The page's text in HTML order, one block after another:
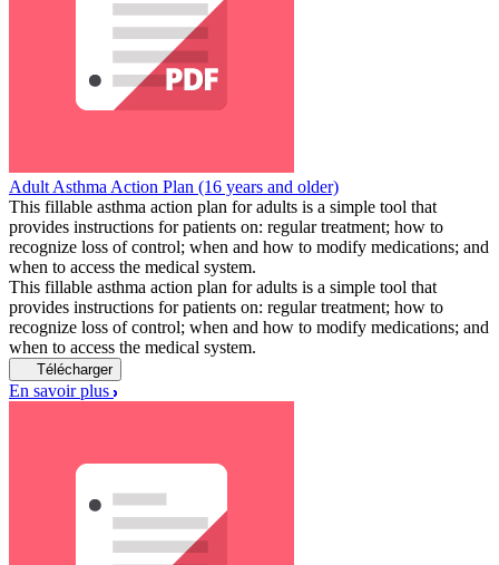
Adult Asthma Action Plan (16 years and older)
This fillable asthma action plan for adults is a simple tool that
provides instructions for patients on: regular treatment; how to
recognize loss of control; when and how to modify medications; and
when to access the medical system.
This fillable asthma action plan for adults is a simple tool that
provides instructions for patients on: regular treatment; how to
recognize loss of control; when and how to modify medications; and
when to access the medical system.
Télécharger
En savoir plus